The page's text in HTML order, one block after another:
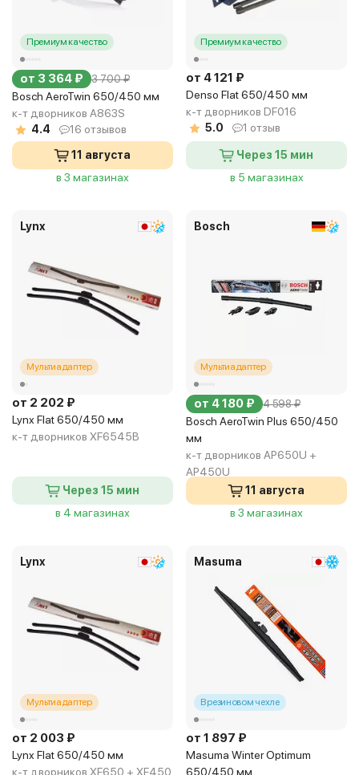
Премиум качество
от 3 364 ₽ 3 700 ₽
Bosch AeroTwin 650/450 мм
к-т дворников A863S
4.4
16 отзывов
11 августа
в 3 магазинах
Премиум качество
от 4 121 ₽
Denso Flat 650/450 мм
к-т дворников DF016
5.0
1 отзыв
Через 15 мин
в 5 магазинах
Lynx
Мультиадаптер
от 2 202 ₽
Lynx Flat 650/450 мм
к-т дворников XF6545B
Через 15 мин
в 4 магазинах
Bosch
Мультиадаптер
от 4 180 ₽ 4 598 ₽
Bosch AeroTwin Plus 650/450
мм
к-т дворников AP650U +
AP450U
11 августа
в 3 магазинах
Lynx
Мультиадаптер
от 2 003 ₽
Lynx Flat 650/450 мм
к-т дворников XF650 + XF450
Masuma
В резиновом чехле
от 1 897 ₽
Masuma Winter Optimum
650/450 мм